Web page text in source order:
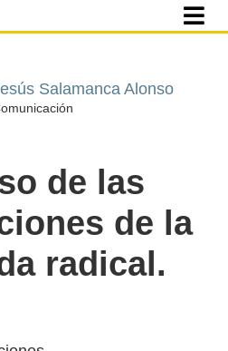
Salamanca Alonso
de las
de la
radical.